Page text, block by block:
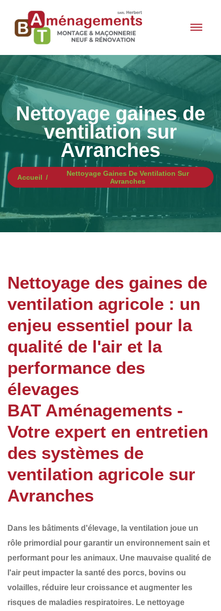
Nettoyage gaines de
ventilation sur
Avranches
Accueil
Nettoyage Gaines De Ventilation Sur
Avranches
Nettoyage des gaines de
ventilation agricole : un
enjeu essentiel pour la
qualité de l'air et la
performance des
élevages
BAT Aménagements -
Votre expert en entretien
des systèmes de
ventilation agricole sur
Avranches
Dans les bâtiments d'élevage, la ventilation joue un
rôle primordial pour garantir un environnement sain et
performant pour les animaux. Une mauvaise qualité de
l'air peut impacter la santé des porcs, bovins ou
volailles, réduire leur croissance et augmenter les
risques de maladies respiratoires. Le nettoyage